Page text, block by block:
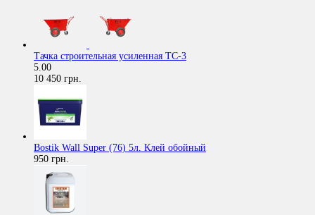
Тачка строительная усиленная ТС-3
5.00
10 450 грн.
Bostik Wall Super (76) 5л. Клей обойный
950 грн.